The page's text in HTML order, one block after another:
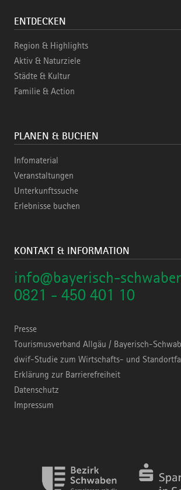
ENTDECKEN
Region & Highlights
Aktiv & Naturziele
Städte & Kultur
Familie & Action
PLANEN & BUCHEN
Infomaterial
Veranstaltungen
Unterkunftssuche
Erlebnisse buchen
KONTAKT & INFORMATION
info@bayerisch-
0821 - 450 401 10
Presse
Tourismusverband Allgäu / Bayerisch-
dwif-Studie zum Wirtschafts- und
Erklärung zur Barrierefreiheit
Datenschutz
Impressum